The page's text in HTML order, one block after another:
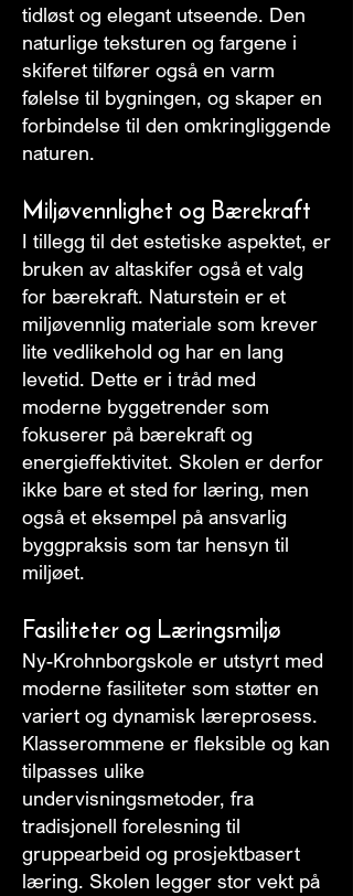
tidløst og elegant utseende. Den
naturlige teksturen og fargene i
skiferet tilfører også en varm
følelse til bygningen, og skaper en
forbindelse til den omkringliggende
naturen.
Miljøvennlighet og Bærekraft
I tillegg til det estetiske aspektet, er
bruken av altaskifer også et valg
for bærekraft. Naturstein er et
miljøvennlig materiale som krever
lite vedlikehold og har en lang
levetid. Dette er i tråd med
moderne byggetrender som
fokuserer på bærekraft og
energieffektivitet. Skolen er derfor
ikke bare et sted for læring, men
også et eksempel på ansvarlig
byggpraksis som tar hensyn til
miljøet.
Fasiliteter og Læringsmiljø
Ny-Krohnborgskole er utstyrt med
moderne fasiliteter som støtter en
variert og dynamisk læreprosess.
Klasserommene er fleksible og kan
tilpasses ulike
undervisningsmetoder, fra
tradisjonell forelesning til
gruppearbeid og prosjektbasert
læring. Skolen legger stor vekt på